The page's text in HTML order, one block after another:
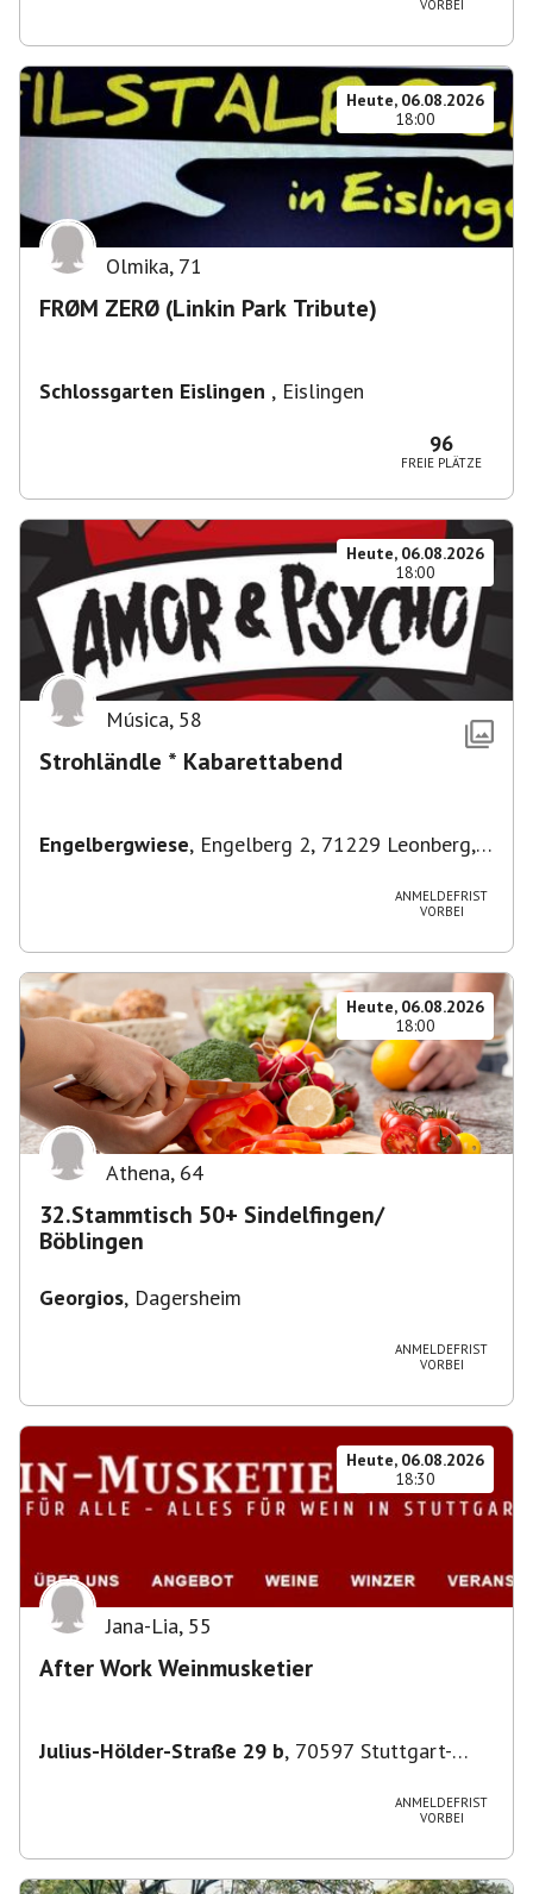
VORBEI
Heute, 06.08.2026
18:00
Olmika, 71
FRØM ZERØ (Linkin Park Tribute)
Schlossgarten Eislingen , Eislingen
96
FREIE PLÄTZE
Heute, 06.08.2026
18:00
Música, 58
Strohländle * Kabarettabend
Engelbergwiese, Engelberg 2, 71229 Leonberg,
ANMELDEFRIST
VORBEI
Heute, 06.08.2026
18:00
Athena, 64
32.Stammtisch 50+ Sindelfingen/
Böblingen
Georgios, Dagersheim
ANMELDEFRIST
VORBEI
Heute, 06.08.2026
18:30
Jana-Lia, 55
After Work Weinmusketier
Julius-Hölder-Straße 29 b, 70597 Stuttgart-
ANMELDEFRIST
VORBEI